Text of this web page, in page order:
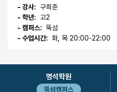
- 강사:
구희준
- 학년:
고2
- 캠퍼스:
뚝섬
- 수업시간: 화, 목 20:00-22:00
명석학원
뚝섬캠퍼스